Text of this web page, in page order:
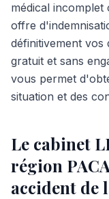
médical
offre
définitivement
gratuit et sans
vous permet
situation et des
Le cabinet
région
accident de